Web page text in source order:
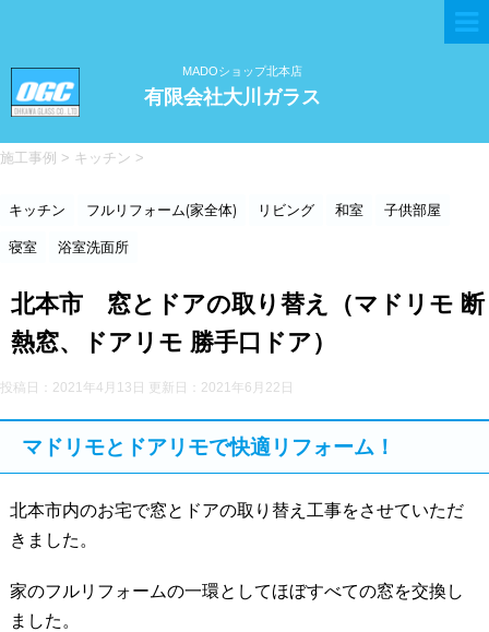
MADOショップ北本店
有限会社大川ガラス
施工事例 > キッチン >
キッチン フルリフォーム(家全体) リビング 和室 子供部屋
寝室 浴室洗面所
北本市 窓とドアの取り替え（マドリモ 断
熱窓、ドアリモ 勝手口ドア）
投稿日：2021年4月13日 更新日： 2021年6月22日
マドリモとドアリモで快適リフォーム！
北本市内のお宅で窓とドアの取り替え工事をさせていただ
きました。
家のフルリフォームの一環としてほぼすべての窓を交換し
ました。